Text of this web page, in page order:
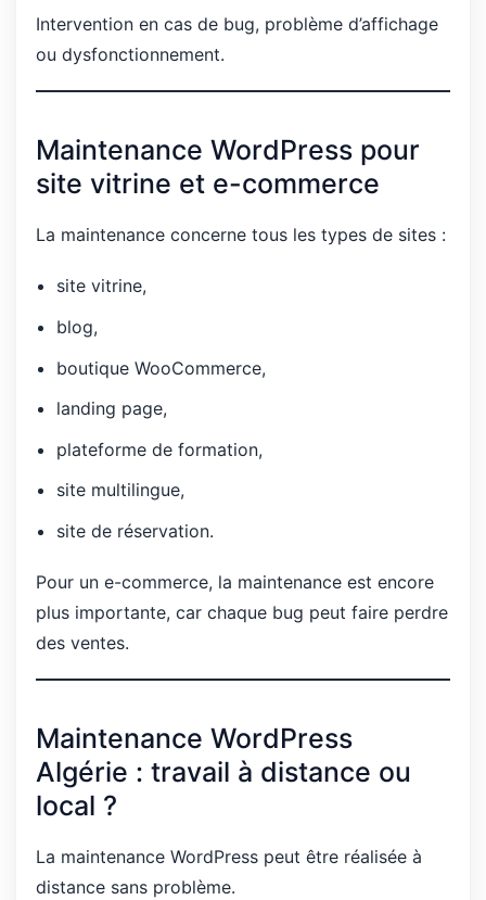
Intervention en cas de bug, problème d’affichage
ou dysfonctionnement.
Maintenance WordPress pour
site vitrine et e-commerce
La maintenance concerne tous les types de sites :
site vitrine,
blog,
boutique WooCommerce,
landing page,
plateforme de formation,
site multilingue,
site de réservation.
Pour un e-commerce, la maintenance est encore
plus importante, car chaque bug peut faire perdre
des ventes.
Maintenance WordPress
Algérie : travail à distance ou
local ?
La maintenance WordPress peut être réalisée à
distance sans problème.